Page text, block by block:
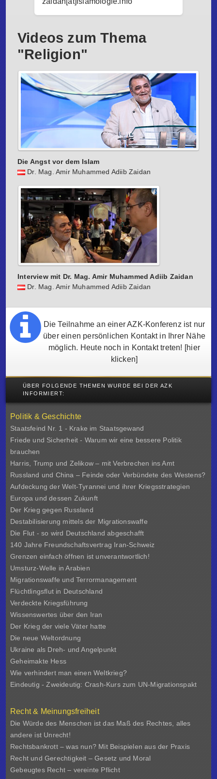
Videos zum Thema
"Religion"
Die Angst vor dem Islam
Dr. Mag. Amir Muhammed Adiib Zaidan
Interview mit Dr. Mag. Amir Muhammed Adiib Zaidan
Dr. Mag. Amir Muhammed Adiib Zaidan
Die Teilnahme an einer AZK-Konferenz ist nur
über einen persönlichen Kontakt in Ihrer Nähe
möglich. Heute noch in Kontakt treten! [hier
klicken]
ÜBER FOLGENDE THEMEN WURDE BEI DER AZK
INFORMIERT:
Politik & Geschichte
Staatsfeind Nr. 1 - Krake im Staatsgewand
Friede und Sicherheit - Warum wir eine bessere Politik
brauchen
Harris, Trump und Zelikow – mit Verbrechen ins Amt
Russland und China – Feinde oder Verbündete des Westens?
Aufdeckung der Welt-Tyrannei und ihrer Kriegsstrategien
Europa und dessen Zukunft
Der Krieg gegen Russland
Destabilisierung mittels der Migrationswaffe
Die Flut - so wird Deutschland abgeschafft
140 Jahre Freundschaftsvertrag Iran-Schweiz
Grenzen einfach öffnen ist unverantwortlich!
Umsturz-Welle in Arabien
Migrationswaffe und Terrormanagement
Flüchtlingsflut in Deutschland
Verdeckte Kriegsführung
Wissenswertes über den Iran
Der Krieg der viele Väter hatte
Die neue Weltordnung
Ukraine als Dreh- und Angelpunkt
Geheimakte Hess
Wie verhindert man einen Weltkrieg?
Eindeutig - Zweideutig: Crash-Kurs zum UN-Migrationspakt
Recht & Meinungsfreiheit
Die Würde des Menschen ist das Maß des Rechtes, alles
andere ist Unrecht!
Rechtsbankrott – was nun? Mit Beispielen aus der Praxis
Recht und Gerechtigkeit – Gesetz und Moral
Gebeugtes Recht – vereinte Pflicht